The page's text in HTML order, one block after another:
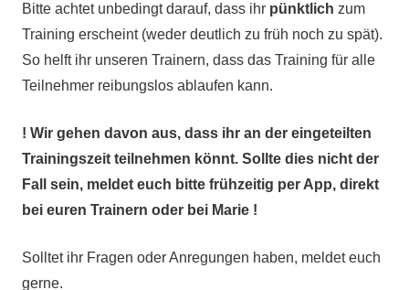
Bitte achtet unbedingt darauf, dass ihr pünktlich zum
Training erscheint (weder deutlich zu früh noch zu spät).
So helft ihr unseren Trainern, dass das Training für alle
Teilnehmer reibungslos ablaufen kann.
! Wir gehen davon aus, dass ihr an der eingeteilten
Trainingszeit teilnehmen könnt. Sollte dies nicht der
Fall sein, meldet euch bitte frühzeitig per App, direkt
bei euren Trainern oder bei Marie !
Solltet ihr Fragen oder Anregungen haben, meldet euch
gerne.